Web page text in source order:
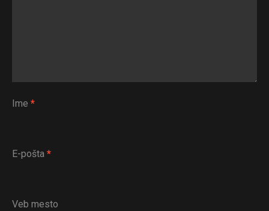
Ime *
E-pošta *
Veb mesto